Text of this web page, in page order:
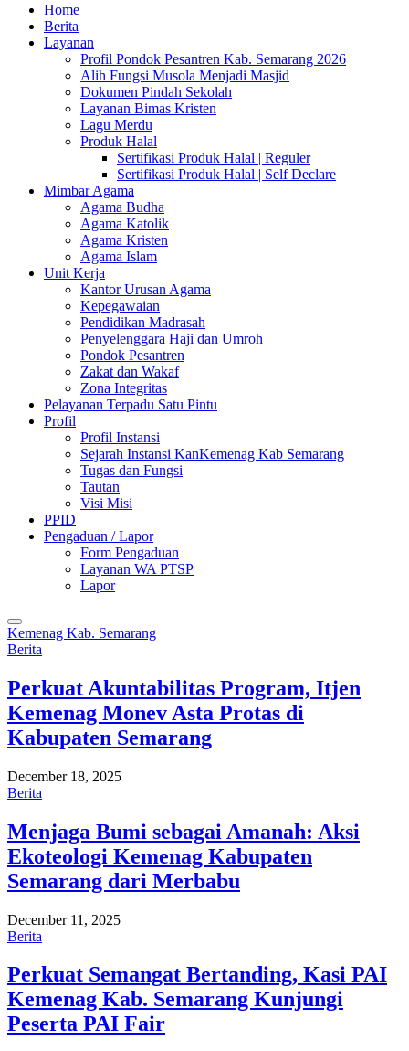
Home
Berita
Layanan
Profil Pondok Pesantren Kab. Semarang 2026
Alih Fungsi Musola Menjadi Masjid
Dokumen Pindah Sekolah
Layanan Bimas Kristen
Lagu Merdu
Produk Halal
Sertifikasi Produk Halal | Reguler
Sertifikasi Produk Halal | Self Declare
Mimbar Agama
Agama Budha
Agama Katolik
Agama Kristen
Agama Islam
Unit Kerja
Kantor Urusan Agama
Kepegawaian
Pendidikan Madrasah
Penyelenggara Haji dan Umroh
Pondok Pesantren
Zakat dan Wakaf
Zona Integritas
Pelayanan Terpadu Satu Pintu
Profil
Profil Instansi
Sejarah Instansi KanKemenag Kab Semarang
Tugas dan Fungsi
Tautan
Visi Misi
PPID
Pengaduan / Lapor
Form Pengaduan
Layanan WA PTSP
Lapor
Kemenag Kab. Semarang
Berita
Perkuat Akuntabilitas Program, Itjen
Kemenag Monev Asta Protas di
Kabupaten Semarang
December 18, 2025
Berita
Menjaga Bumi sebagai Amanah: Aksi
Ekoteologi Kemenag Kabupaten
Semarang dari Merbabu
December 11, 2025
Berita
Perkuat Semangat Bertanding, Kasi PAI
Kemenag Kab. Semarang Kunjungi
Peserta PAI Fair